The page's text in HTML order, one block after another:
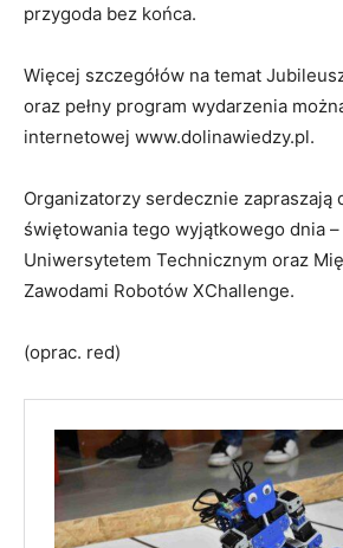
przygoda bez końca.
Więcej szczegółów na temat
oraz pełny program wydarzenia
internetowej www.dolinawiedzy.pl.
Organizatorzy serdecznie zapraszają
świętowania tego wyjątkowego dnia
Uniwersytetem Technicznym oraz
Zawodami Robotów XChallenge.
(oprac. red)